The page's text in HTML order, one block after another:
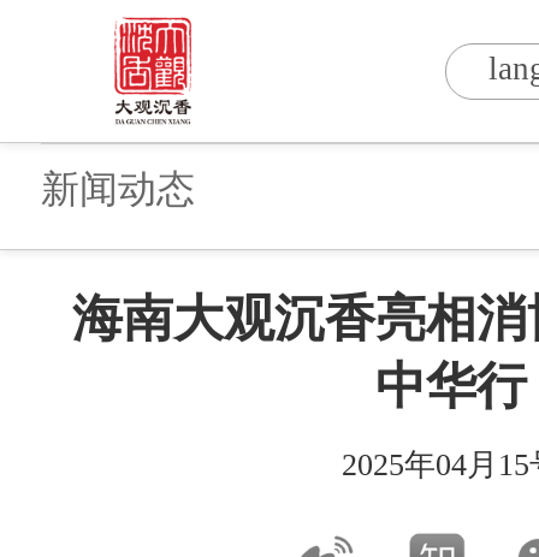
新闻动态
海南大观沉香亮相
中华行
2025年04月 15